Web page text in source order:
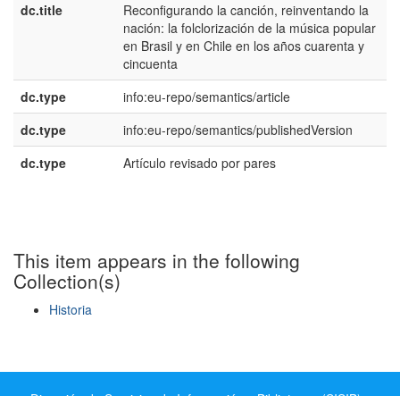
dc.title
Reconfigurando la canción, reinventando la
nación: la folclorización de la música popular
en Brasil y en Chile en los años cuarenta y
cincuenta
dc.type
info:eu-repo/semantics/article
dc.type
info:eu-repo/semantics/publishedVersion
dc.type
Artículo revisado por pares
This item appears in the following
Collection(s)
Historia